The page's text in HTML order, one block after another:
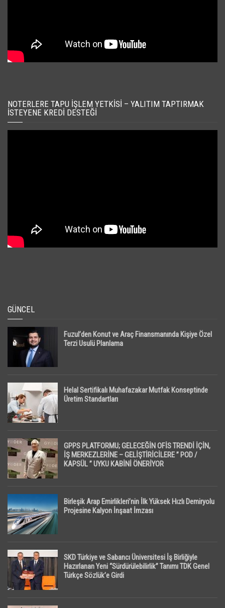
NOTERLERE TAPU İŞLEM YETKISI – YALITIM TAPTIRMAK
İSTEYENE KREDI DESTEĞI
GÜNCEL
Fuzul’den Konut ve Araç Finansmanında Kişiye Özel
Terzi Usulü Planlama
Helal Sertifikalı Muhafazakar Mutfak Konseptinde
Üretim Standartları
GPPS PLATFORMU; GELECEĞİN OFİS TRENDİ İÇİN,
İŞ MERKEZLERİNE – GELİŞTİRİCİLERE ” POD /
KAPSÜL ” UYKU KABİNİ ÖNERİYOR
Birleşik Arap Emirlikleri’nin İlk Yüksek Hızlı Demiryolu
Projesine Kalyon İnşaat İmzası
SKD Türkiye ve Sabancı Üniversitesi İş Birliğiyle
Hazırlanan Yeni “Sürdürülebilirlik” Tanımı TDK Genel
Türkçe Sözlük’e Girdi